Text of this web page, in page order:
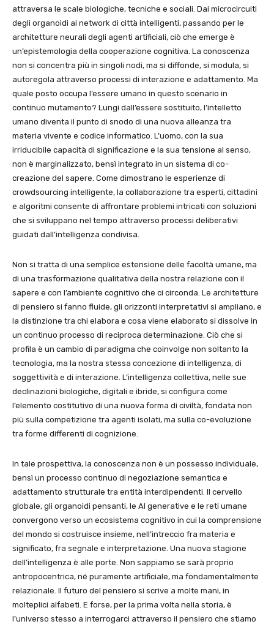
attraversa le scale biologiche, tecniche e sociali. Dai microcircuiti
degli organoidi ai network di città intelligenti, passando per le
architetture neurali degli agenti artificiali, ciò che emerge è
un’epistemologia della cooperazione cognitiva. La conoscenza
non si concentra più in singoli nodi, ma si diffonde, si modula, si
autoregola attraverso processi di interazione e adattamento. Ma
quale posto occupa l’essere umano in questo scenario in
continuo mutamento? Lungi dall’essere sostituito, l’intelletto
umano diventa il punto di snodo di una nuova alleanza tra
materia vivente e codice informatico. L’uomo, con la sua
irriducibile capacità di significazione e la sua tensione al senso,
non è marginalizzato, bensì integrato in un sistema di co-
creazione del sapere. Come dimostrano le esperienze di
crowdsourcing intelligente, la collaborazione tra esperti, cittadini
e algoritmi consente di affrontare problemi intricati con soluzioni
che si sviluppano nel tempo attraverso processi deliberativi
guidati dall’intelligenza condivisa.
Non si tratta di una semplice estensione delle facoltà umane, ma
di una trasformazione qualitativa della nostra relazione con il
sapere e con l’ambiente cognitivo che ci circonda. Le architetture
di pensiero si fanno fluide, gli orizzonti interpretativi si ampliano, e
la distinzione tra chi elabora e cosa viene elaborato si dissolve in
un continuo processo di reciproca determinazione. Ciò che si
profila è un cambio di paradigma che coinvolge non soltanto la
tecnologia, ma la nostra stessa concezione di intelligenza, di
soggettività e di interazione. L’intelligenza collettiva, nelle sue
declinazioni biologiche, digitali e ibride, si configura come
l’elemento costitutivo di una nuova forma di civiltà, fondata non
più sulla competizione tra agenti isolati, ma sulla co-evoluzione
tra forme differenti di cognizione.
In tale prospettiva, la conoscenza non è un possesso individuale,
bensì un processo continuo di negoziazione semantica e
adattamento strutturale tra entità interdipendenti. Il cervello
globale, gli organoidi pensanti, le AI generative e le reti umane
convergono verso un ecosistema cognitivo in cui la comprensione
del mondo si costruisce insieme, nell’intreccio fra materia e
significato, fra segnale e interpretazione. Una nuova stagione
dell’intelligenza è alle porte. Non sappiamo se sarà proprio
antropocentrica, né puramente artificiale, ma fondamentalmente
relazionale. Il futuro del pensiero si scrive a molte mani, in
molteplici alfabeti. E forse, per la prima volta nella storia, è
l’universo stesso a interrogarci attraverso il pensiero che stiamo